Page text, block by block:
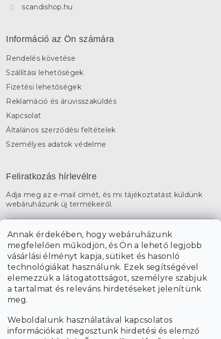
Annak érdekében, hogy webáruházunk
megfelelően működjön, és Ön a lehető legjobb
vásárlási élményt kapja, sütiket és hasonló
technológiákat használunk. Ezek segítségével
elemezzük a látogatottságot, személyre szabjuk
a tartalmat és releváns hirdetéseket jelenítünk
meg.
Weboldalunk használatával kapcsolatos
információkat megosztunk hirdetési és elemző
scandishop.hu
Információ az Ön számára
Rendelés követése
Szállítási lehetőségek
Fizetési lehetőségek
Reklamáció és áruvisszaküldés
Kapcsolat
Általános szerződési feltételek
Személyes adatok védelme
Feliratkozás hírlevélre
Adja meg az e-mail címét, és mi tájékoztatást küldünk
webáruházunk új termékeiről.
A hírlevelekre való feliratkozással egyetérteka személyes
adatok feldolgozásával.
FELIRATKOZÁS